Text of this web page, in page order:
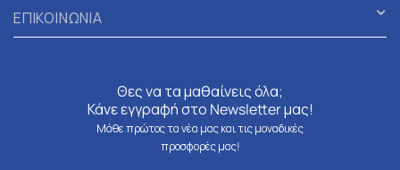
ΕΠΙΚΟΙΝΩΝΙΑ
Θες να τα μαθαίνεις όλα;
Κάνε εγγραφή στο Newsletter μας!
Μάθε πρώτος τα νέα μας και τις μοναδικές
προσφορές μας!